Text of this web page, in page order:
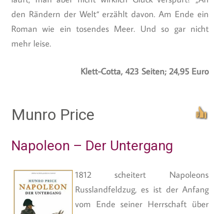
den Rändern der Welt“ erzählt davon. Am Ende ein
Roman wie ein tosendes Meer. Und so gar nicht
mehr leise.
Klett-Cotta, 423 Seiten; 24,95 Euro
Munro Price
Napoleon – Der Untergang
1812 scheitert Napoleons
Russlandfeldzug, es ist der Anfang
vom Ende seiner Herrschaft über